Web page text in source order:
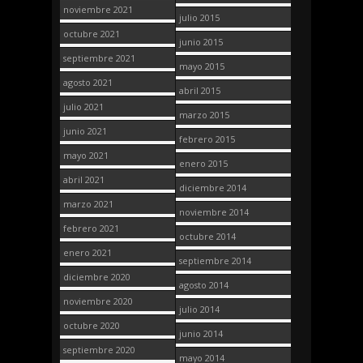
noviembre 2021
octubre 2021
septiembre 2021
agosto 2021
julio 2021
junio 2021
mayo 2021
abril 2021
marzo 2021
febrero 2021
enero 2021
diciembre 2020
noviembre 2020
octubre 2020
septiembre 2020
julio 2015
junio 2015
mayo 2015
abril 2015
marzo 2015
febrero 2015
enero 2015
diciembre 2014
noviembre 2014
octubre 2014
septiembre 2014
agosto 2014
julio 2014
junio 2014
mayo 2014